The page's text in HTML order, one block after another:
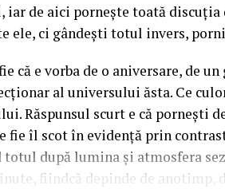
de aici pornește toată discuția
ele, ci gândești totul invers,
că e vorba de o aniversare, de
al universului ăsta. Ce
Răspunsul scurt e că pornești
fie îl scot în evidență prin
după lumina și atmosfera
fiindcă depinde de anotimp,